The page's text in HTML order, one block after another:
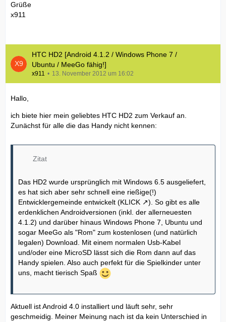
Grüße
x911
HTC HD2 [Android 4.1.2 / Windows Phone 7 /
Ubuntu / MeeGo fähig!]
x911 13. November 2012 um 16:02
Hallo,
ich biete hier mein geliebtes HTC HD2 zum Verkauf an.
Zunächst für alle die das Handy nicht kennen:
Zitat
Das HD2 wurde ursprünglich mit Windows 6.5 ausgeliefert,
es hat sich aber sehr schnell eine rießige(!)
Entwicklergemeinde entwickelt (KLICK
). So gibt es alle
erdenklichen Androidversionen (inkl. der allerneuesten
4.1.2) und darüber hinaus Windows Phone 7, Ubuntu und
sogar MeeGo als "Rom" zum kostenlosen (und natürlich
legalen) Download. Mit einem normalen Usb-Kabel
und/oder eine MicroSD lässt sich die Rom dann auf das
Handy spielen. Also auch perfekt für die Spielkinder unter
uns, macht tierisch Spaß
Aktuell ist Android 4.0 installiert und läuft sehr, sehr
geschmeidig. Meiner Meinung nach ist da kein Unterschied in